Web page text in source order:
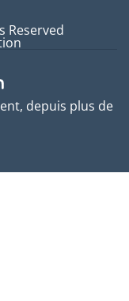
depuis plus de
Reserved